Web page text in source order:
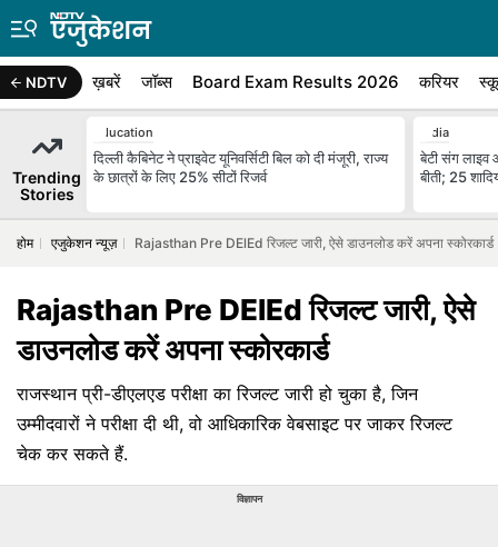
NDTV ख़बरें जॉब्स Board Exam Results 2026 करियर
Trending
Stories
Education
दिल्ली कैबिनेट ने प्राइवेट यूनिवर्सिटी बिल को दी मंजूरी, राज्य
के छात्रों के लिए 25% सीटों रिजर्व
India
बेटी संग लाइव
बीती; 25
होम एजुकेशन न्यूज़ Rajasthan Pre DElEd रिजल्ट जारी, ऐसे डाउनलोड करें अपना स्कोरकार्ड
Rajasthan Pre DElEd रिजल्ट जारी, ऐसे
डाउनलोड करें अपना स्कोरकार्ड
राजस्थान प्री-डीएलएड परीक्षा का रिजल्ट जारी हो चुका है, जिन
उम्मीदवारों ने परीक्षा दी थी, वो आधिकारिक वेबसाइट पर जाकर रिजल्ट
चेक कर सकते हैं.
विज्ञापन